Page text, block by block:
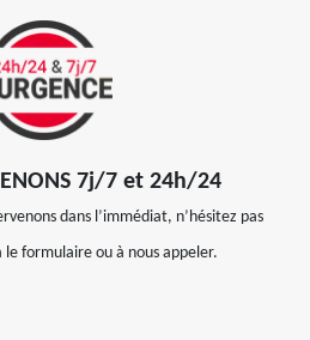
7j/7 et 24h/24
dans l’immédiat, n’hésitez pas
formulaire ou à nous appeler.